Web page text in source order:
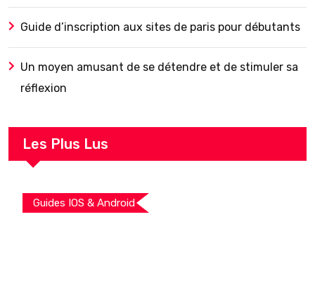
Guide d’inscription aux sites de paris pour débutants
Un moyen amusant de se détendre et de stimuler sa
réflexion
Les Plus Lus
Guides IOS & Android